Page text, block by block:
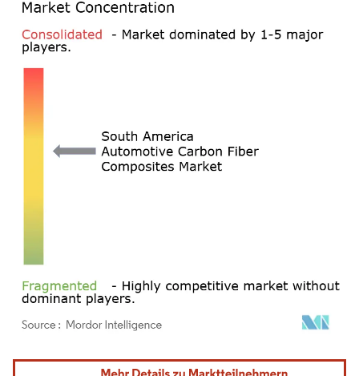
Bild © Mordor Intelligence. Wiederverwendung erfordert Namensnennung gemäß